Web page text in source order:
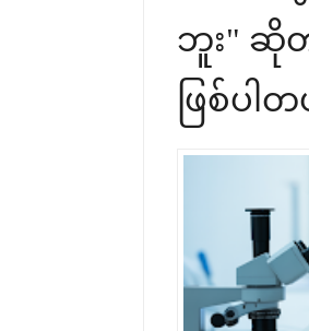
ဘူး" ဆို
ဖြစ်ပါ